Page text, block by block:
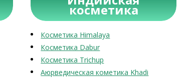
косметика
Косметика Himalaya
Косметика Dabur
Косметика Trichup
Аюрведическая кометика Khadi